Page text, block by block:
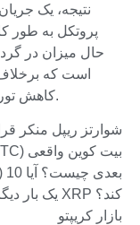
نتیجه، یک
پروتکل به طور
حال میزان در
است که
کاهش تورم و ثبات بودجه بلندمدت را ترکیب می کند.
بازار کریپتو